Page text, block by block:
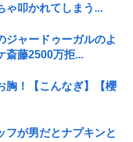
ゃ叩かれてしまう...
ジャードゥーガルのよ
斎藤2500万拒...
胸！【こんなぎ】【櫻
フが男だとナプキンと